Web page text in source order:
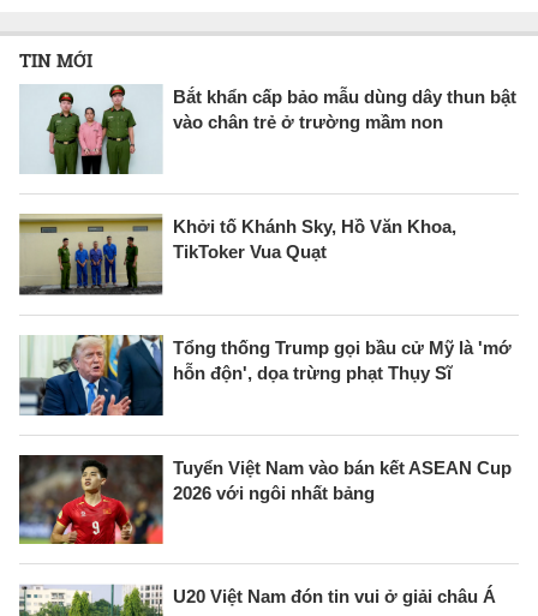
TIN MỚI
Bắt khẩn cấp bảo mẫu dùng dây thun bật
vào chân trẻ ở trường mầm non
Khởi tố Khánh Sky, Hồ Văn Khoa,
TikToker Vua Quạt
Tổng thống Trump gọi bầu cử Mỹ là 'mớ
hỗn độn', dọa trừng phạt Thụy Sĩ
Tuyển Việt Nam vào bán kết ASEAN Cup
2026 với ngôi nhất bảng
U20 Việt Nam đón tin vui ở giải châu Á